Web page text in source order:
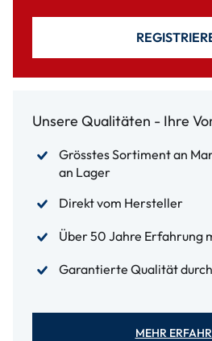
Unsere Qualitäten - Ihre
Grösstes Sortiment an
an Lager
Direkt vom Hersteller
Über 50 Jahre Erfahrung
Garantierte Qualität
MEHR